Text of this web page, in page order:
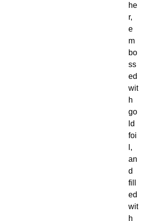
he
r,
e
m
bo
ss
ed
wit
h
go
ld
foi
l,
an
d
fill
ed
wit
h